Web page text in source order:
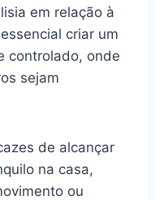
em relação à
criar um
controlado, onde
sejam
de alcançar
na casa,
ou